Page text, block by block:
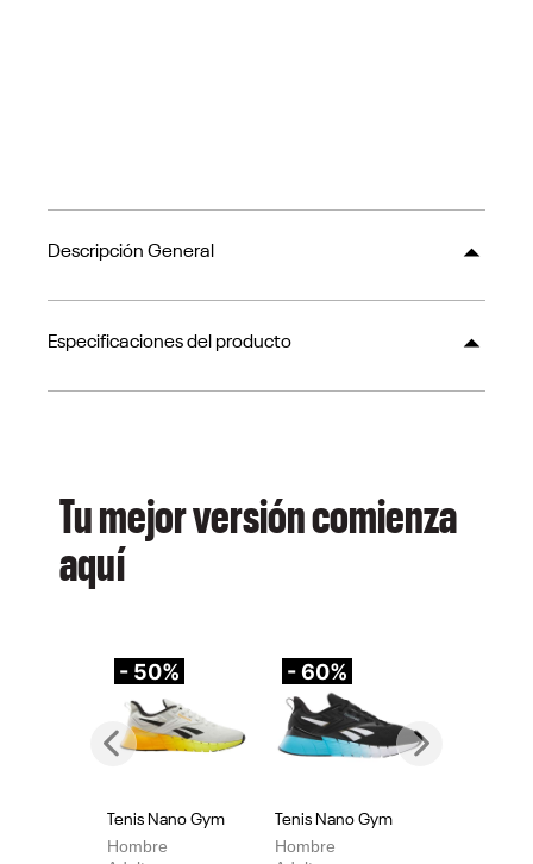
Descripción General
Especificaciones del producto
Tu mejor versión comienza
aquí
- 50%
Tenis Nano Gym
Hombre
- 60%
Tenis Nano Gym
Hombre
Previous